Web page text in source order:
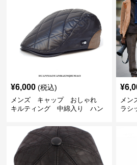
¥6,000 (税込)
メンズ キャップ おしゃれ
キルティング 中綿入り ハン
¥
メ
ラシ